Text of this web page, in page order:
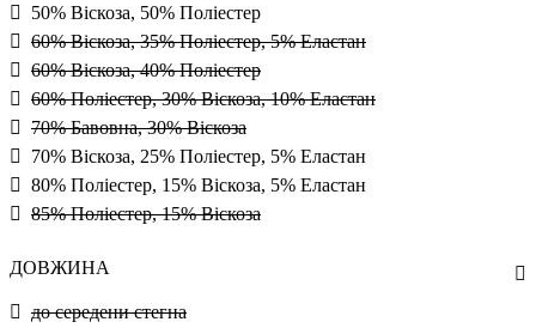
50% Віскоза, 50% Поліестер
60% Віскоза, 35% Поліестер, 5% Еластан
60% Віскоза, 40% Поліестер
60% Поліестер, 30% Віскоза, 10% Еластан
70% Бавовна, 30% Віскоза
70% Віскоза, 25% Поліестер, 5% Еластан
80% Поліестер, 15% Віскоза, 5% Еластан
85% Поліестер, 15% Віскоза
ДОВЖИНА
до середени стегна